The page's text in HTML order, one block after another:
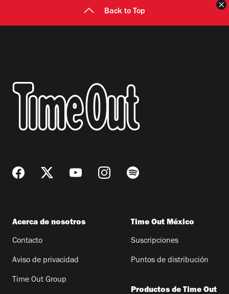
Back to Top
Acerca de nosotros
Contacto
Aviso de privacidad
Time Out Group
Time Out México
Suscripciones
Puntos de distribución
Productos de Time Out